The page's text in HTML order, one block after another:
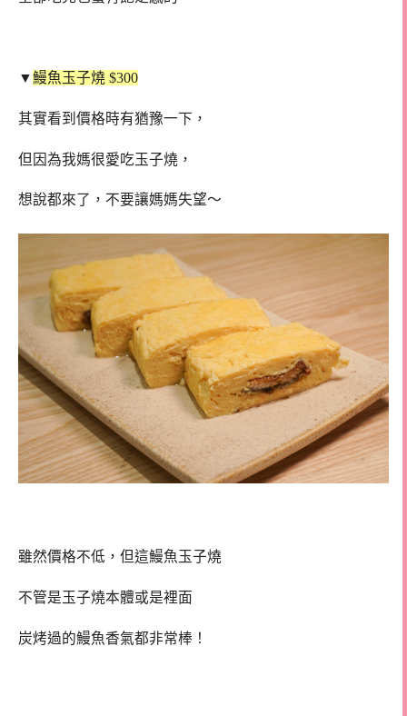
▼鰻魚玉子燒 $300
其實看到價格時有猶豫一下，
但因為我媽很愛吃玉子燒，
想說都來了，不要讓媽媽失望～
雖然價格不低，但這鰻魚玉子燒
不管是玉子燒本體或是裡面
炭烤過的鰻魚香氣都非常棒！